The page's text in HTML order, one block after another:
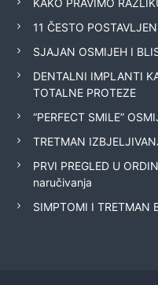
KAKO PRAVIMO
11 ČESTO
SJAJAN OSMIJEH I
DENTALNI IMPLANTI
TOTALNE PROTEZE
“PERFECT SMILE”
TRETMAN
PRVI PREGLED U
naručivanja
SIMPTOMI I TRETMAN